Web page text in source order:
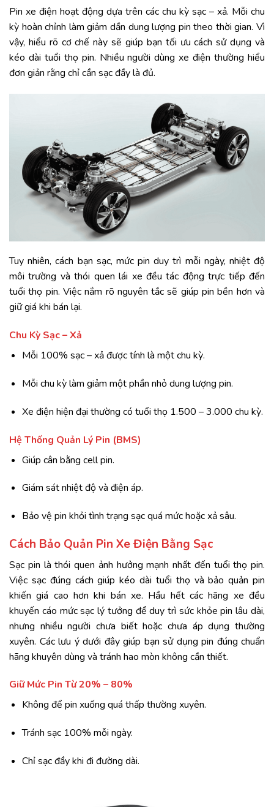
Pin xe điện hoạt động dựa trên các chu kỳ sạc – xả. Mỗi chu
kỳ hoàn chỉnh làm giảm dần dung lượng pin theo thời gian. Vì
vậy, hiểu rõ cơ chế này sẽ giúp bạn tối ưu cách sử dụng và
kéo dài tuổi thọ pin. Nhiều người dùng xe điện thường hiểu
đơn giản rằng chỉ cần sạc đầy là đủ.
Tuy nhiên, cách bạn sạc, mức pin duy trì mỗi ngày, nhiệt độ
môi trường và thói quen lái xe đều tác động trực tiếp đến
tuổi thọ pin. Việc nắm rõ nguyên tắc sẽ giúp pin bền hơn và
giữ giá khi bán lại.
Chu Kỳ Sạc – Xả
Mỗi 100% sạc – xả được tính là một chu kỳ.
Mỗi chu kỳ làm giảm một phần nhỏ dung lượng pin.
Xe điện hiện đại thường có tuổi thọ 1.500 – 3.000 chu kỳ.
Hệ Thống Quản Lý Pin (BMS)
Giúp cân bằng cell pin.
Giám sát nhiệt độ và điện áp.
Bảo vệ pin khỏi tình trạng sạc quá mức hoặc xả sâu.
Cách Bảo Quản Pin Xe Điện Bằng Sạc
Sạc pin là thói quen ảnh hưởng mạnh nhất đến tuổi thọ pin.
Việc sạc đúng cách giúp kéo dài tuổi thọ và bảo quản pin
khiến giá cao hơn khi bán xe. Hầu hết các hãng xe đều
khuyến cáo mức sạc lý tưởng để duy trì sức khỏe pin lâu dài,
nhưng nhiều người chưa biết hoặc chưa áp dụng thường
xuyên. Các lưu ý dưới đây giúp bạn sử dụng pin đúng chuẩn
hãng khuyên dùng và tránh hao mòn không cần thiết.
Giữ Mức Pin Từ 20% – 80%
Không để pin xuống quá thấp thường xuyên.
Tránh sạc 100% mỗi ngày.
Chỉ sạc đầy khi đi đường dài.